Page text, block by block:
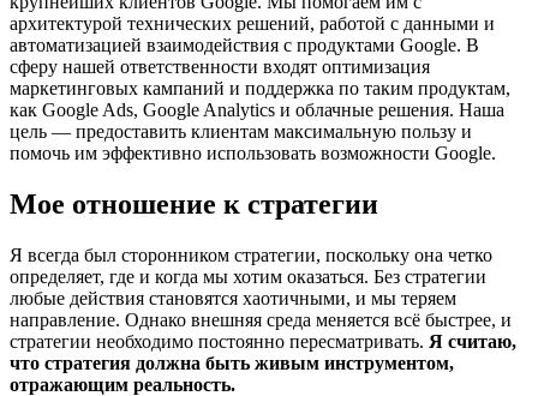
архитектурой технических решений, работой с данными и
автоматизацией взаимодействия с продуктами Google. В
сферу нашей ответственности входят оптимизация
маркетинговых кампаний и поддержка по таким продуктам,
как Google Ads, Google Analytics и облачные решения. Наша
цель — предоставить клиентам максимальную пользу и
помочь им эффективно использовать возможности Google.
Мое отношение к стратегии
Я всегда был сторонником стратегии, поскольку она четко
определяет, где и когда мы хотим оказаться. Без стратегии
любые действия становятся хаотичными, и мы теряем
направление. Однако внешняя среда меняется всё быстрее, и
стратегии необходимо постоянно пересматривать. Я считаю,
что стратегия должна быть живым инструментом,
отражающим реальность.